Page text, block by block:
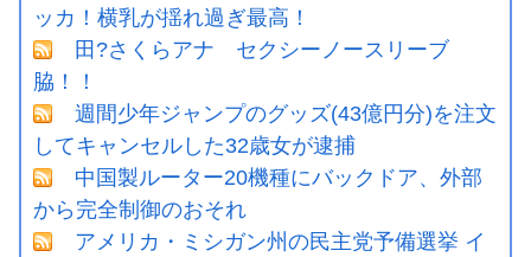
ッカ！横乳が揺れ過ぎ最高！
田?さくらアナ セクシーノースリーブ
脇！！
週間少年ジャンプのグッズ(43億円分)を注文
してキャンセルした32歳女が逮捕
中国製ルーター20機種にバックドア、外部
から完全制御のおそれ
アメリカ・ミシガン州の民主党予備選挙 イ